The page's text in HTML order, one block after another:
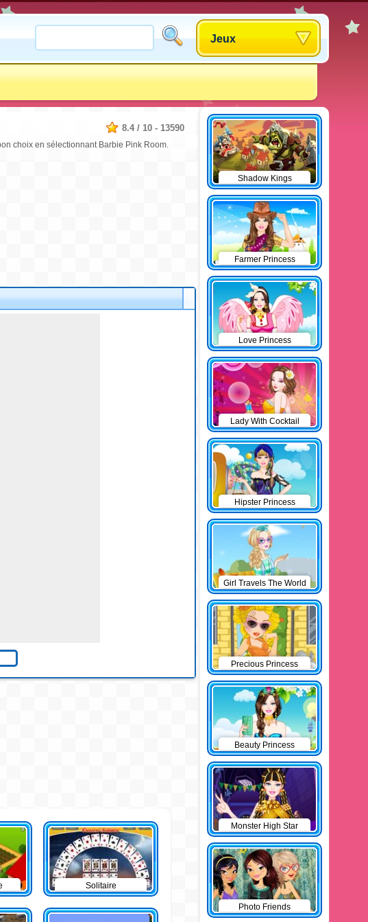
Jeux
8.4 / 10 - 13590
choix en sélectionnant Barbie Pink Room.
Solitaire
Shadow Kings
Farmer Princess
Love Princess
Lady With Cocktail
Hipster Princess
Girl Travels The World
Precious Princess
Pinup
Beauty Princess
Monster High Star
Photo Friends